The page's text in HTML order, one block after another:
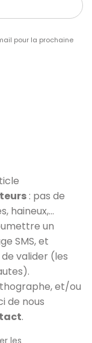
pour la prochaine
: pas de
haineux,…
un
SMS, et
valider (les
et/ou
de nous
.